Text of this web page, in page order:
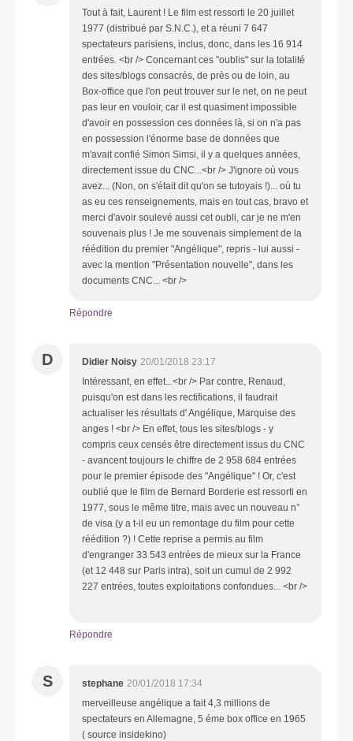
Tout à fait, Laurent ! Le film est ressorti le 20 juillet
1977 (distribué par S.N.C.), et a réuni 7 647
spectateurs parisiens, inclus, donc, dans les 16 914
entrées. <br /> Concernant ces "oublis" sur la totalité
des sites/blogs consacrés, de près ou de loin, au
Box-office que l'on peut trouver sur le net, on ne peut
pas leur en vouloir, car il est quasiment impossible
d'avoir en possession ces données là, si on n'a pas
en possession l'énorme base de données que
m'avait confié Simon Simsi, il y a quelques années,
directement issue du CNC...<br /> J'ignore où vous
avez... (Non, on s'était dit qu'on se tutoyais !)... où tu
as eu ces renseignements, mais en tout cas, bravo et
merci d'avoir soulevé aussi cet oubli, car je ne m'en
souvenais plus ! Je me souvenais simplement de la
réédition du premier "Angélique", repris - lui aussi -
avec la mention "Présentation nouvelle", dans les
documents CNC... <br />
Répondre
D Didier Noisy 20/01/2018 23:17
Intéressant, en effet...<br /> Par contre, Renaud,
puisqu'on est dans les rectifications, il faudrait
actualiser les résultats d' Angélique, Marquise des
anges ! <br /> En effet, tous les sites/blogs - y
compris ceux censés être directement issus du CNC
- avancent toujours le chiffre de 2 958 684 entrées
pour le premier épisode des "Angélique" ! Or, c'est
oublié que le film de Bernard Borderie est ressorti en
1977, sous le même titre, mais avec un nouveau n°
de visa (y a t-il eu un remontage du film pour cette
réédition ?) ! Cette reprise a permis au film
d'engranger 33 543 entrées de mieux sur la France
(et 12 448 sur Paris intra), soit un cumul de 2 992
227 entrées, toutes exploitations confondues... <br />
Répondre
S stephane 20/01/2018 17:34
merveilleuse angélique a fait 4,3 millions de
spectateurs en Allemagne, 5 éme box office en 1965
( source insidekino)